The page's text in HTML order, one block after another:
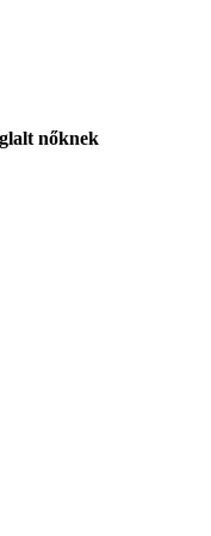
nőknek